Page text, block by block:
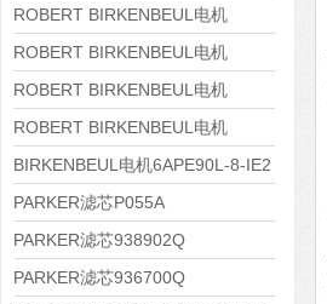
8APE160L-4-IE3
ROBERT BIRKENBEUL电机
8APE112M-6K-IE3
ROBERT BIRKENBEUL电机
8APE100L-2 IE3
ROBERT BIRKENBEUL电机
8APE90S-4 IE3
ROBERT BIRKENBEUL电机
8APE80M-2K-IE3
BIRKENBEUL电机6APE90L-8-IE2
PARKER滤芯P055A
PARKER滤芯938902Q
PARKER滤芯936700Q